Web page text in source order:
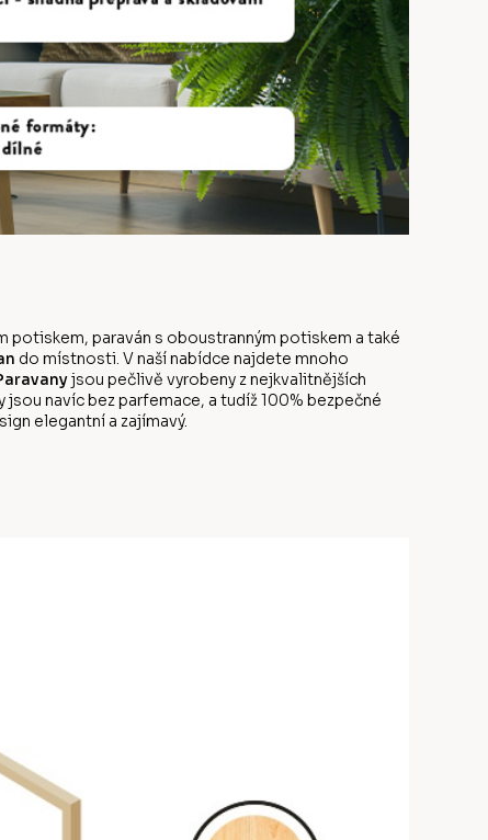
potiskem, paraván s oboustranným potiskem a také
do místnosti. V naší nabídce najdete mnoho
jsou pečlivě vyrobeny z nejkvalitnějších
navíc bez parfemace, a tudíž 100% bezpečné
elegantní a zajímavý.